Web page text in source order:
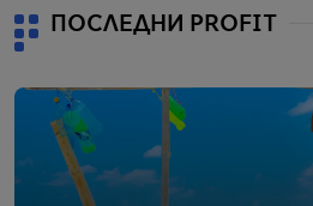
ПОСЛЕДНИ PROFIT